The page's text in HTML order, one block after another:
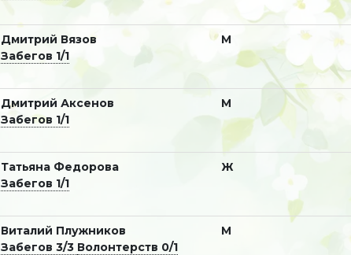
Дмитрий Вязов
Забегов 1/1
М
Дмитрий Аксенов
Забегов 1/1
М
Татьяна Федорова
Забегов 1/1
Ж
Виталий Плужников
Забегов 3/3 Волонтерств 0/1
М